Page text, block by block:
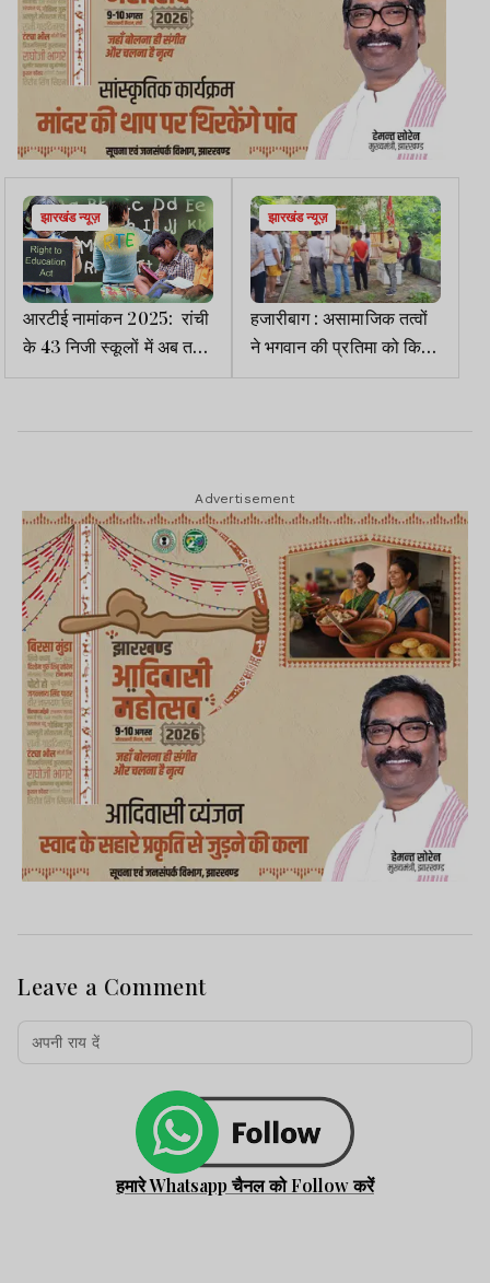
झारखंड न्यूज़
आरटीई नामांकन 2025: रांची
के 43 निजी स्कूलों में अब तक
नहीं हुआ एक भी दाखिला
झारखंड न्यूज़
हजारीबाग : असामाजिक तत्वों
ने भगवान की प्रतिमा को किया
खंडित, तनावपूर्ण माहौल
Advertisement
Leave a Comment
हमारे Whatsapp चैनल को Follow करें